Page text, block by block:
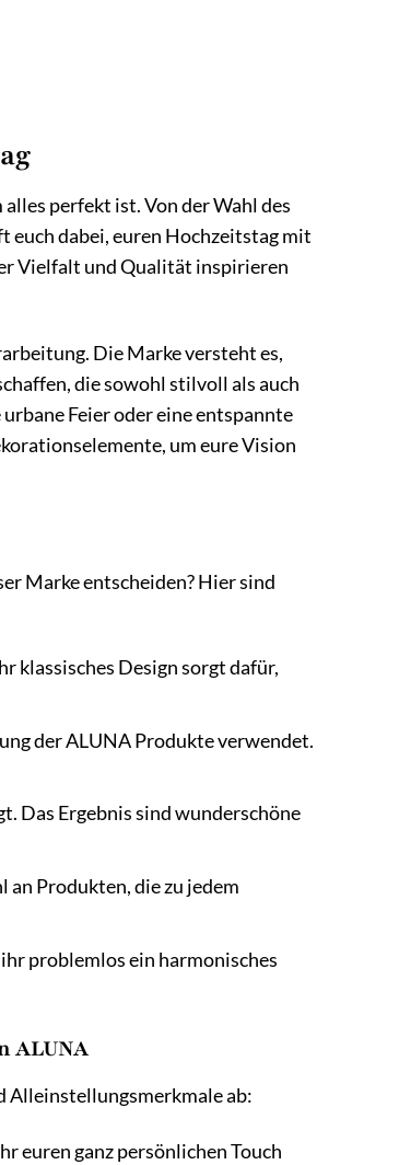
alles perfekt ist. Von der Wahl des
euch dabei, euren Hochzeitstag mit
Vielfalt und Qualität inspirieren
Die Marke versteht es,
die sowohl stilvoll als auch
Feier oder eine entspannte
um eure Vision
Marke entscheiden? Hier sind
klassisches Design sorgt dafür,
der ALUNA Produkte verwendet.
Das Ergebnis sind wunderschöne
an Produkten, die zu jedem
problemlos ein harmonisches
ALUNA
Alleinstellungsmerkmale ab:
euren ganz persönlichen Touch